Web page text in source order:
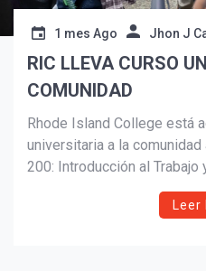
¡Suscríbete y
Experiencia!
1 mes Ago Jhon J
RIC LLEVA CURSO
COMUNIDAD
Rhode Island College está
universitaria a la
200: Introducción al Trabajo
ofrecido en el Workforce
iniciativa busca reducir Leer